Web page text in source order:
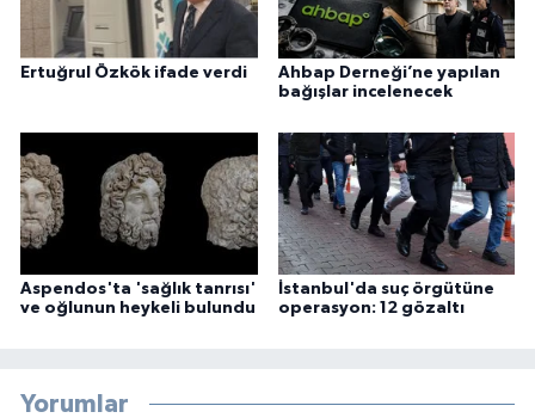
Ertuğrul Özkök ifade verdi
Ahbap Derneği’ne yapılan
bağışlar incelenecek
Aspendos'ta 'sağlık tanrısı'
ve oğlunun heykeli bulundu
İstanbul'da suç örgütüne
operasyon: 12 gözaltı
Yorumlar